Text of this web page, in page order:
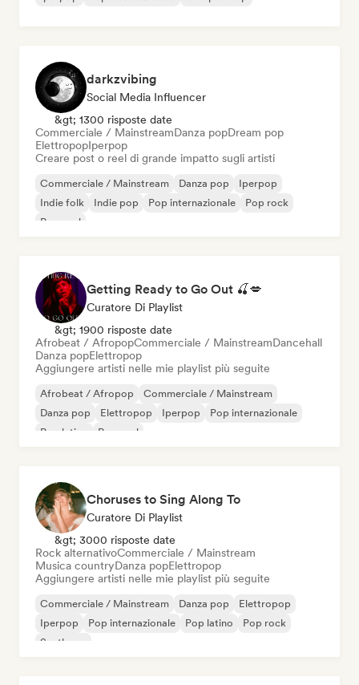
darkzvibing
Social Media Influencer
&gt; 1300 risposte date
Commerciale / MainstreamDanza popDream pop
ElettropopIperpop
Creare post o reel di grande impatto sugli artisti
Commerciale / Mainstream Danza pop
Iperpop
Indie folk
Indie pop Pop internazionale
Pop rock
Pop soul
Getting Ready to Go Out 🍒💋
Curatore Di Playlist
&gt; 1900 risposte date
Afrobeat / AfropopCommerciale / MainstreamDancehall
Danza popElettropop
Aggiungere artisti nelle mie playlist più seguite
Afrobeat / Afropop
Commerciale / Mainstream
Danza pop
Elettropop Iperpop
Pop internazionale
Pop latino
Pop soul
Choruses to Sing Along To
Curatore Di Playlist
&gt; 3000 risposte date
Rock alternativoCommerciale / Mainstream
Musica countryDanza popElettropop
Aggiungere artisti nelle mie playlist più seguite
Commerciale / Mainstream Danza pop
Elettropop
Iperpop
Pop internazionale Pop latino
Pop rock
Synthpop